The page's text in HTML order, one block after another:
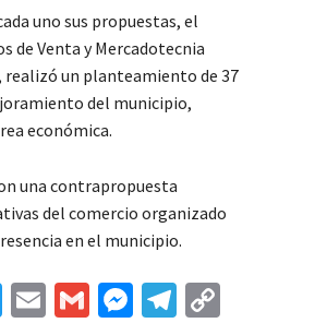
uno sus propuestas, el
de Venta y Mercadotecnia
realizó un planteamiento de 37
del municipio,
económica.
una contrapropuesta
del comercio organizado
en el municipio.
T
E
G
M Te